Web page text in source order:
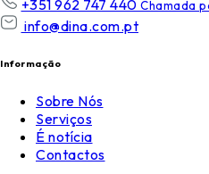
+351 962 747 440 Chamada
info@dina.com.pt
Informação
Sobre Nós
Serviços
É notícia
Contactos